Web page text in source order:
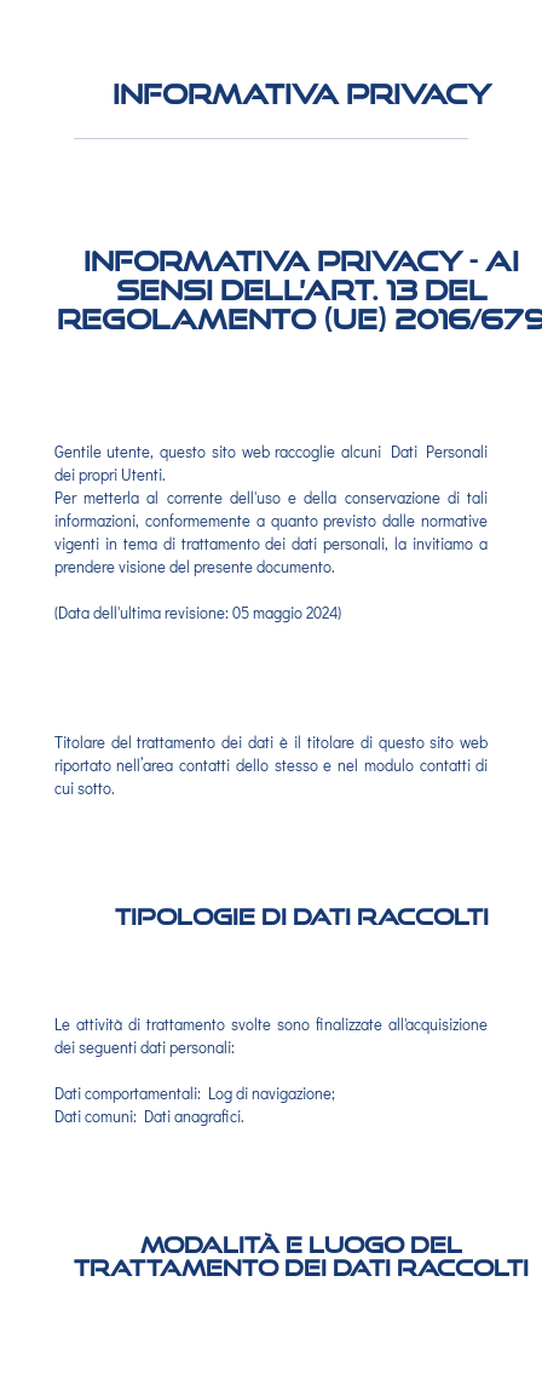
Informativa privacy
Informativa privacy - ai
sensi dell’art. 13 del
Regolamento (UE) 2016/
Gentile utente, questo sito web raccoglie alcuni Dati Personali
dei propri Utenti.
Per metterla al corrente dell'uso e della conservazione di tali
informazioni, conformemente a quanto previsto dalle normative
vigenti in tema di trattamento dei dati personali, la invitiamo a
prendere visione del presente documento.
(Data dell'ultima revisione: 05 maggio 2024)
Titolare del trattamento dei dati è il titolare di questo sito web
riportato nell’area contatti dello stesso e nel modulo contatti di
cui sotto.
Tipologie di Dati raccolti
Le attività di trattamento svolte sono finalizzate all'acquisizione
dei seguenti dati personali:
Dati comportamentali: Log di navigazione;
Dati comuni: Dati anagrafici.
Modalità e luogo del
trattamento dei Dati raccolti